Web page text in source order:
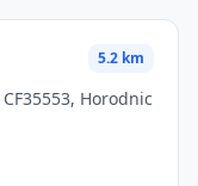
5.2 km